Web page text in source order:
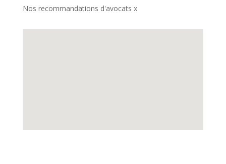
Nos recommandations d'avocats x